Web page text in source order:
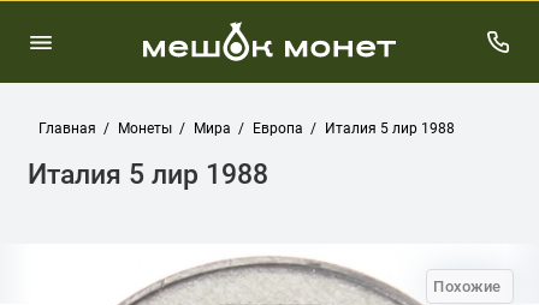
Главная Монеты Мира Европа Италия 5 лир 1988
Италия 5 лир 1988
Похожие